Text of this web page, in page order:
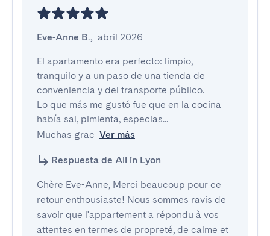
Eve-Anne B., abril 2026
El apartamento era perfecto: limpio,
tranquilo y a un paso de una tienda de
conveniencia y del transporte público.
Lo que más me gustó fue que en la cocina
había sal, pimienta, especias...
Muchas grac Ver más
Respuesta de All in Lyon
Chère Eve-Anne, Merci beaucoup pour ce
retour enthousiaste! Nous sommes ravis de
savoir que l'appartement a répondu à vos
attentes en termes de propreté, de calme et